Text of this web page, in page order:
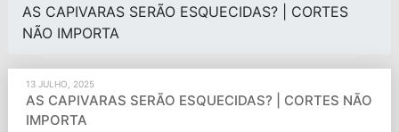
AS CAPIVARAS SERÃO ESQUECIDAS? | CORTES
NÃO IMPORTA
13 JULHO, 2025
AS CAPIVARAS SERÃO ESQUECIDAS? | CORTES NÃO
IMPORTA